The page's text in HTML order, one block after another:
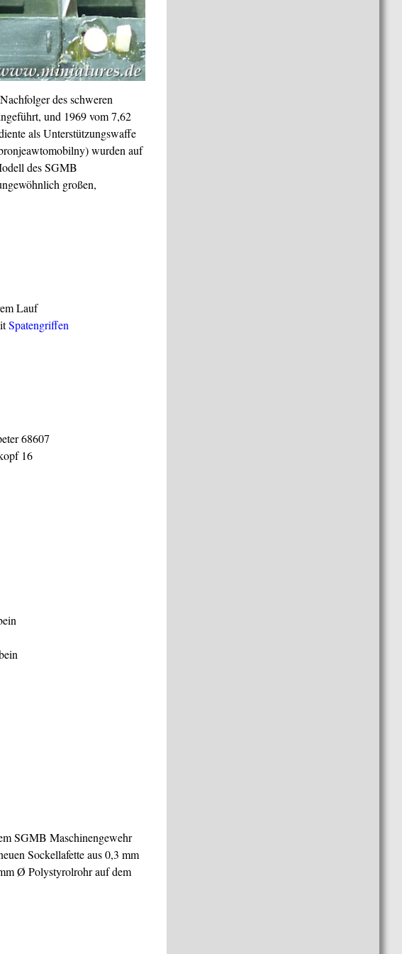
des schweren
und 1969 vom 7,62
als Unterstützungswaffe
wurden auf
des SGMB
großen,
Lauf
Spatengriffen
68607
16
SGMB Maschinengewehr
Sockellafette aus 0,3 mm
Ø Polystyrolrohr auf dem